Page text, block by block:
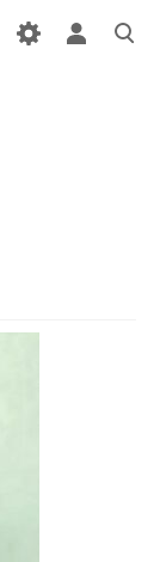
Открыть
поиск